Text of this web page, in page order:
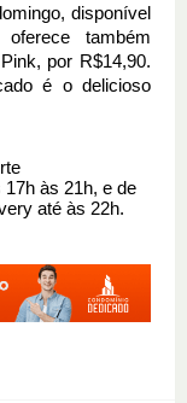
disponível
também
por R$14,90.
é o delicioso
17h às 21h, e de
até às 22h.